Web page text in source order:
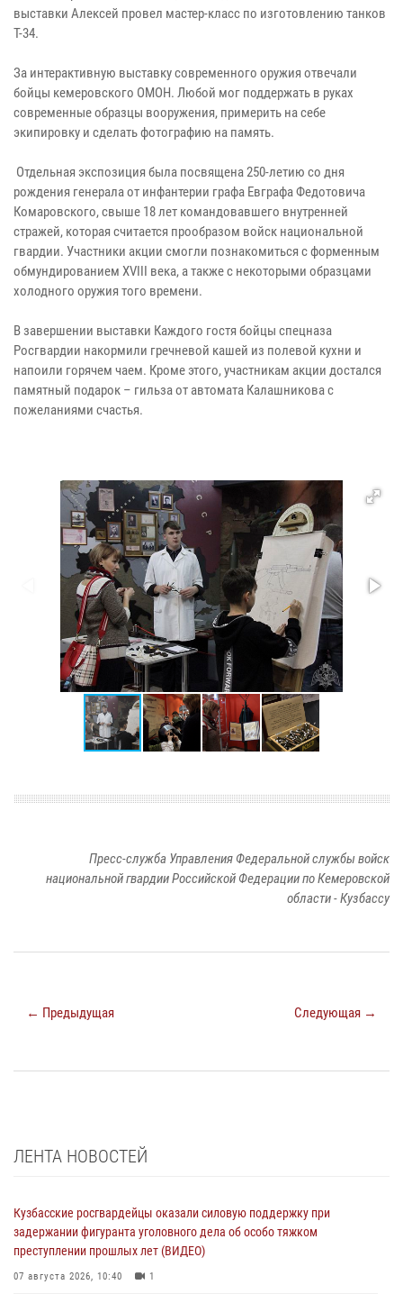
выставки Алексей провел мастер-класс по изготовлению танков
Т-34.
За интерактивную выставку современного оружия отвечали
бойцы кемеровского ОМОН. Любой мог поддержать в руках
современные образцы вооружения, примерить на себе
экипировку и сделать фотографию на память.
Отдельная экспозиция была посвящена 250-летию со дня
рождения генерала от инфантерии графа Евграфа Федотовича
Комаровского, свыше 18 лет командовавшего внутренней
стражей, которая считается прообразом войск национальной
гвардии. Участники акции смогли познакомиться с форменным
обмундированием XVIII века, а также с некоторыми образцами
холодного оружия того времени.
В завершении выставки Каждого гостя бойцы спецназа
Росгвардии накормили гречневой кашей из полевой кухни и
напоили горячем чаем. Кроме этого, участникам акции достался
памятный подарок – гильза от автомата Калашникова с
пожеланиями счастья.
Пресс-служба Управления Федеральной службы войск
национальной гвардии Российской Федерации по Кемеровской
области - Кузбассу
← Предыдущая Следующая →
ЛЕНТА НОВОСТЕЙ
Кузбасские росгвардейцы оказали силовую поддержку при
задержании фигуранта уголовного дела об особо тяжком
преступлении прошлых лет (ВИДЕО)
07 августа 2026, 10:40 1